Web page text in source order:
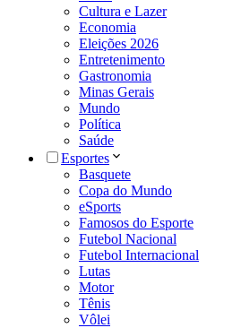
Cultura e Lazer
Economia
Eleições 2026
Entretenimento
Gastronomia
Minas Gerais
Mundo
Política
Saúde
Esportes
Basquete
Copa do Mundo
eSports
Famosos do Esporte
Futebol Nacional
Futebol Internacional
Lutas
Motor
Tênis
Vôlei